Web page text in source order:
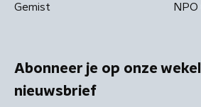
Gemist NPO
Abonneer je op onze
nieuwsbrief